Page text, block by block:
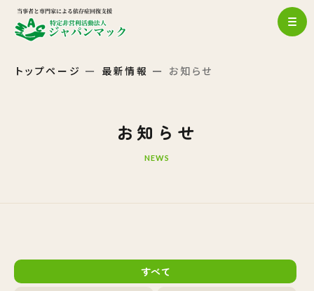
トップページ 最新情報 お知らせ
お知らせ
NEWS
すべて